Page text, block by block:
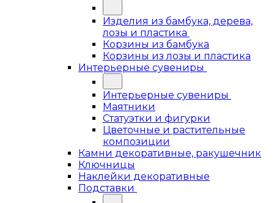
Изделия из бамбука, дерева,
лозы и пластика
Корзины из бамбука
Корзины из лозы и пластика
Интерьерные сувениры
Интерьерные сувениры
Маятники
Статуэтки и фигурки
Цветочные и растительные
композиции
Камни декоративные, ракушечник
Ключницы
Наклейки декоративные
Подставки